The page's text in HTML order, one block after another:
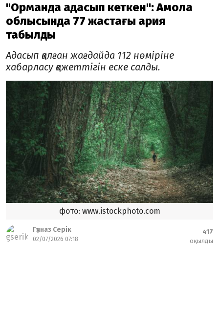
"Орманда адасып кеткен": Ақмола
облысында 77 жастағы қария
табылды
Адасып қалған жағдайда 112 нөміріне
хабарласу қажеттігін еске салды.
фото: www.istockphoto.com
Гүлназ Серік
02/07/2026 07:18
417
оқылды